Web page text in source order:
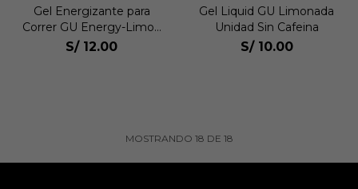
Gel Energizante para
Correr GU Energy-Limon
10008
S/ 12.00
Gel Liquid GU Limonada
Unidad Sin Cafeina
S/ 10.00
MOSTRANDO 18 DE 18